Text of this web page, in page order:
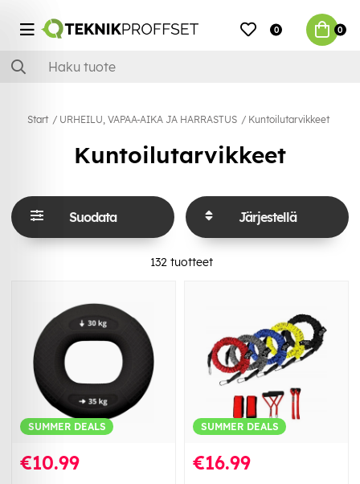
0 0
Start URHEILU, VAPAA-AIKA JA HARRASTUS Kuntoilutarvikkeet
Kuntoilutarvikkeet
Suodata Järjestellä
132 tuotteet
SUMMER DEALS
€10.99
SUMMER DEALS
€16.99